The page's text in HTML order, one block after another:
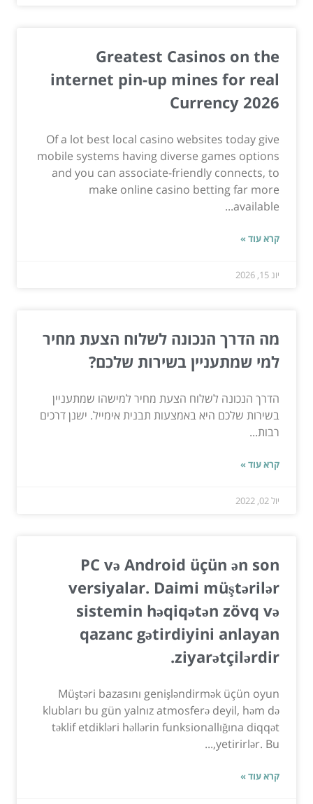
Greatest Casinos on the
internet pin-up mines for real
Currency 2026
Of a lot best local casino websites today give
mobile systems having diverse games options
and you can associate-friendly connects, to
make online casino betting far more
available...
קרא עוד »
יונ 15, 2026
מה הדרך הנכונה לשלוח הצעת מחיר
למי שמתעניין בשירות שלכם?
הדרך הנכונה לשלוח הצעת מחיר למישהו שמתעניין
בשירות שלכם היא באמצעות תבנית אימייל. ישנן דרכים
רבות...
קרא עוד »
יול 02, 2022
PC və Android üçün ən son
versiyalar. Daimi müştərilər
sistemin həqiqətən zövq və
qazanc gətirdiyini anlayan
ziyarətçilərdir.
Müştəri bazasını genişləndirmək üçün oyun
klubları bu gün yalnız atmosferə deyil, həm də
təklif etdikləri həllərin funksionallığına diqqət
yetirirlər. Bu,...
קרא עוד »